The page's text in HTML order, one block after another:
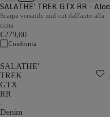
SALATHE' TREK GTX RR - Aloe
Scarpa versatile mid-cut dall'auto alla
cima
€279,00
Confronta
SALATHE'
TREK
GTX
RR
-
Denim